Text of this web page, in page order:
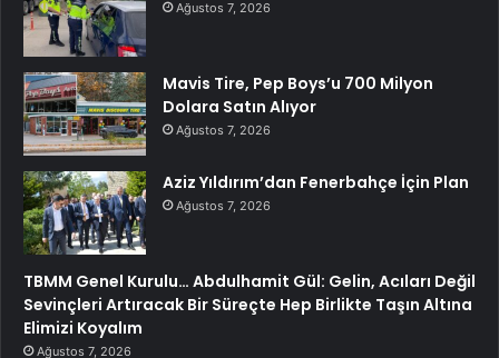
Ağustos 7, 2026
Mavis Tire, Pep Boys’u 700 Milyon
Dolara Satın Alıyor
Ağustos 7, 2026
Aziz Yıldırım’dan Fenerbahçe İçin Plan
Ağustos 7, 2026
TBMM Genel Kurulu… Abdulhamit Gül: Gelin, Acıları Değil
Sevinçleri Artıracak Bir Süreçte Hep Birlikte Taşın Altına
Elimizi Koyalım
Ağustos 7, 2026